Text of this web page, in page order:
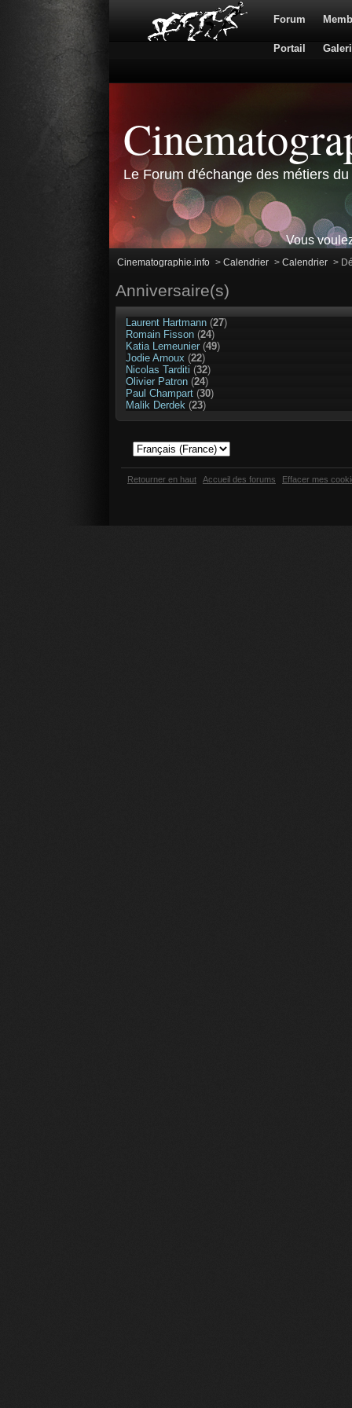
Forum
Portail
Le Forum d'échange des métiers
Vous
Cinematographie.info > Calendrier > Calendrier >
Anniversaire(s)
Laurent Hartmann (27)
Romain Fisson (24)
Katia Lemeunier (49)
Jodie Arnoux (22)
Nicolas Tarditi (32)
Olivier Patron (24)
Paul Champart (30)
Malik Derdek (23)
Retourner en haut Accueil des forums Effacer mes